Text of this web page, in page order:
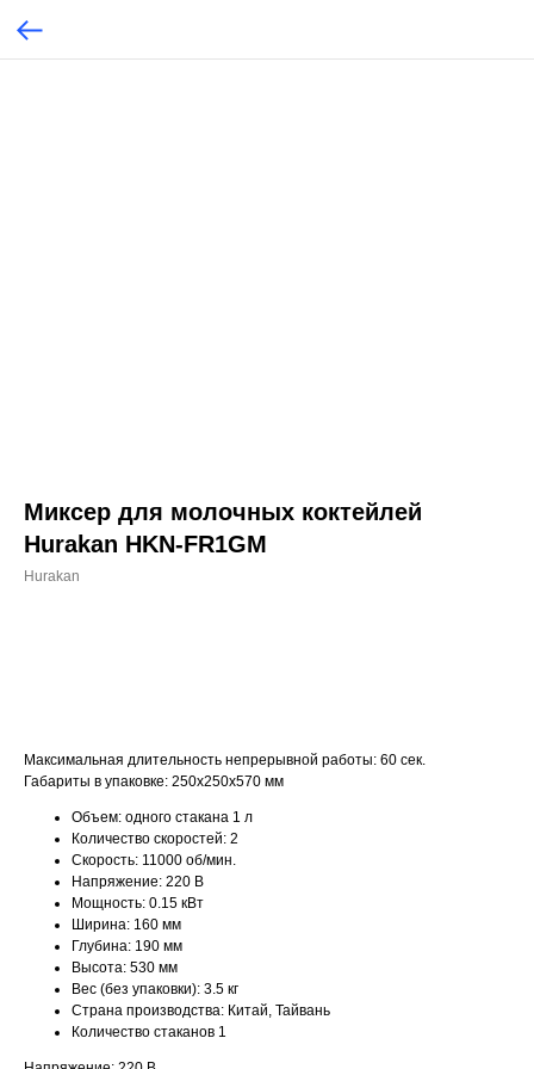
Миксер для молочных коктейлей
Hurakan HKN-FR1GM
Hurakan
Максимальная длительность непрерывной работы: 60 сек.
Габариты в упаковке: 250х250х570 мм
Объем: одного стакана 1 л
Количество скоростей: 2
Скорость: 11000 об/мин.
Напряжение: 220 В
Мощность: 0.15 кВт
Ширина: 160 мм
Глубина: 190 мм
Высота: 530 мм
Вес (без упаковки): 3.5 кг
Страна производства: Китай, Тайвань
Количество стаканов 1